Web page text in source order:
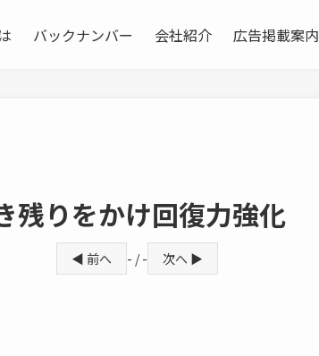
バックナンバー 会社紹介 広告掲載案内
りをかけ回復力強化
◀ 前へ - / - 次へ ▶